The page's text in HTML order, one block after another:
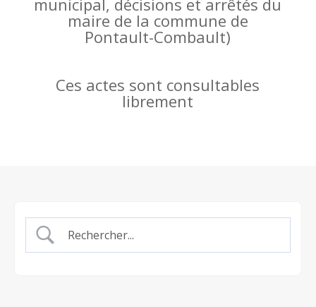
municipal, décisions et arrêtés du
maire de la commune de
Pontault-Combault)
Ces actes sont consultables
librement